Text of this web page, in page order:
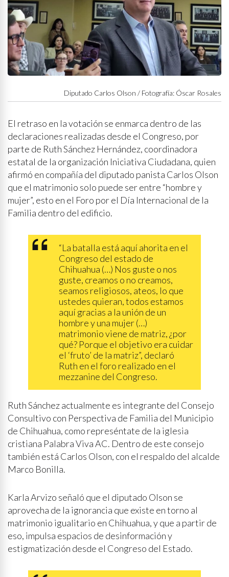
Diputado Carlos Olson / Fotografía: Óscar Rosales
El retraso en la votación se enmarca dentro de las
declaraciones realizadas desde el Congreso, por
parte de Ruth Sánchez Hernández, coordinadora
estatal de la organización Iniciativa Ciudadana, quien
afirmó en compañía del diputado panista Carlos Olson
que el matrimonio solo puede ser entre “hombre y
mujer”, esto en el Foro por el Día Internacional de la
Familia dentro del edificio.
“La batalla está aquí ahorita en el
Congreso del estado de
Chihuahua (…) Nos guste o nos
guste, creamos o no creamos,
seamos religiosos, ateos, lo que
ustedes quieran, todos estamos
aquí gracias a la unión de un
hombre y una mujer (…)
matrimonio viene de matriz, ¿por
qué? Porque el objetivo era cuidar
el ‘fruto’ de la matriz”, declaró
Ruth en el foro realizado en el
mezzanine del Congreso.
Ruth Sánchez actualmente es integrante del Consejo
Consultivo con Perspectiva de Familia del Municipio
de Chihuahua, como represéntate de la iglesia
cristiana Palabra Viva AC. Dentro de este consejo
también está Carlos Olson, con el respaldo del alcalde
Marco Bonilla.
Karla Arvizo señaló que el diputado Olson se
aprovecha de la ignorancia que existe en torno al
matrimonio igualitario en Chihuahua, y que a partir de
eso, impulsa espacios de desinformación y
estigmatización desde el Congreso del Estado.